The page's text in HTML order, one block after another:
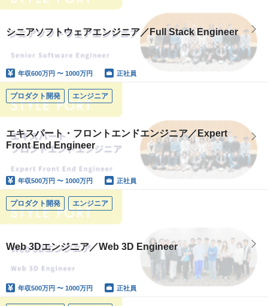
シニアソフトウェアエンジニア／Full Stack Engineer
年収600万円 〜 1000万円 正社員
プロダクト開発 エンジニア
エキスパート・フロントエンドエンジニア／Expert
Front End Engineer
年収500万円 〜 1000万円 正社員
プロダクト開発 エンジニア
Web 3Dエンジニア／Web 3D Engineer
年収500万円 〜 1000万円 正社員